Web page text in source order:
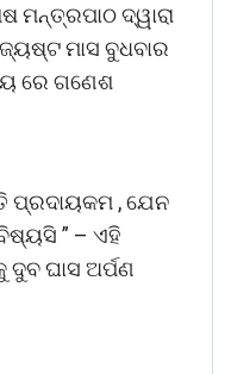
ମନ୍ତ୍ରପାଠ ଦ୍ୱାରା
ମାସ ବୁଧବାର
ରେ ଗଣେଶ
ପ୍ରଦାୟକମ , ଯେନ
” – ଏହି
ଘାସ ଅର୍ପଣ